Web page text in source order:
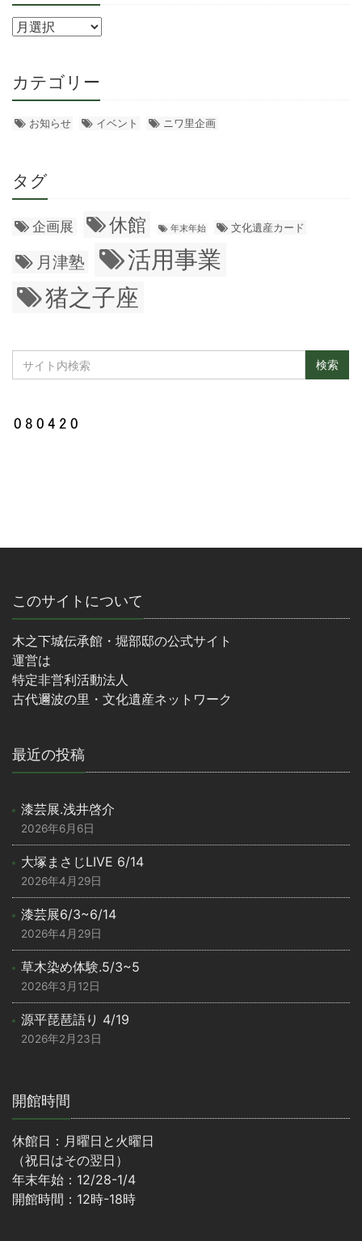
カテゴリー
お知らせ イベント ニワ里企画
タグ
企画展 休館 年末年始 文化遺産カード
月津塾
活用事業
猪之子座
このサイトについて
木之下城伝承館・堀部邸の公式サイト
運営は
特定非営利活動法人
古代邇波の里・文化遺産ネットワーク
最近の投稿
漆芸展.浅井啓介
2026年6月6日
大塚まさじLIVE 6/14
2026年4月29日
漆芸展6/3~6/14
2026年4月29日
草木染め体験.5/3~5
2026年3月12日
源平琵琶語り 4/19
2026年2月23日
開館時間
休館日：月曜日と火曜日
（祝日はその翌日）
年末年始：12/28-1/4
開館時間：12時-18時